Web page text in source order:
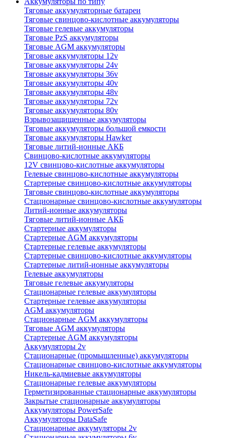
Тяговые аккумуляторные батареи
Тяговые свинцово-кислотные аккумуляторы
Тяговые гелевые аккумуляторы
Тяговые PzS аккумуляторы
Тяговые AGM аккумуляторы
Тяговые аккумуляторы 12v
Тяговые аккумуляторы 24v
Тяговые аккумуляторы 36v
Тяговые аккумуляторы 40v
Тяговые аккумуляторы 48v
Тяговые аккумуляторы 72v
Тяговые аккумуляторы 80v
Взрывозащищенные аккумуляторы
Тяговые аккумуляторы большой емкости
Тяговые аккумуляторы Hawker
Тяговые литий-ионные АКБ
Свинцово-кислотные аккумуляторы
12V свинцово-кислотные аккумуляторы
Гелевые свинцово-кислотные аккумуляторы
Стартерные свинцово-кислотные аккумуляторы
Тяговые свинцово-кислотные аккумуляторы
Стационарные свинцово-кислотные аккумуляторы
Литий-ионные аккумуляторы
Тяговые литий-ионные АКБ
Стартерные аккумуляторы
Стартерные AGM аккумуляторы
Стартерные гелевые аккумуляторы
Стартерные свинцово-кислотные аккумуляторы
Стартерные литий-ионные аккумуляторы
Гелевые аккумуляторы
Тяговые гелевые аккумуляторы
Стационарные гелевые аккумуляторы
Стартерные гелевые аккумуляторы
AGM аккумуляторы
Стационарные AGM аккумуляторы
Тяговые AGM аккумуляторы
Стартерные AGM аккумуляторы
Аккумуляторы 2v
Стационарные (промышленные) аккумуляторы
Стационарные свинцово-кислотные аккумуляторы
Никель-кадмиевые аккумуляторы
Стационарные гелевые аккумуляторы
Герметизированные стационарные аккумуляторы
Закрытые стационарные аккумуляторы
Аккумуляторы PowerSafe
Аккумуляторы DataSafe
Стационарные аккумуляторы 2v